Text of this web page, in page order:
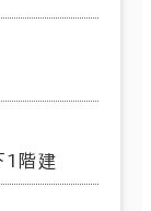
1階建